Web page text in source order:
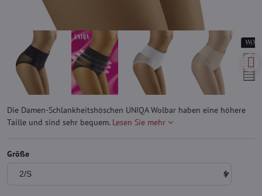
Die Damen-Schlankheitshöschen UNIQA Wolbar haben eine höhere
Taille und sind sehr bequem. Lesen Sie mehr
Größe